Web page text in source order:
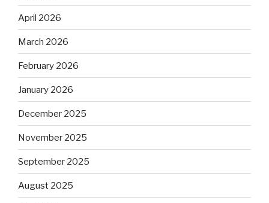
April 2026
March 2026
February 2026
January 2026
December 2025
November 2025
September 2025
August 2025